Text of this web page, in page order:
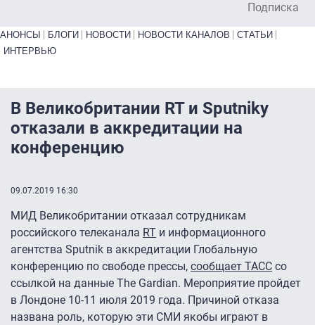
Подписка
Primary links bottom
АНОНСЫ БЛОГИ НОВОСТИ НОВОСТИ КАНАЛОВ
СТАТЬИ
ИНТЕРВЬЮ
В Великобритании RT и Sputnikу
отказали в аккредитации на
конференцию
09.07.2019 16:30
МИД Великобритании отказал сотрудникам
российского телеканала RT и информационного
агентства Sputnik в аккредитации Глобальную
конференцию по свободе прессы, сообщает ТАСС со
ссылкой на данные The Gardian. Мероприятие пройдет
в Лондоне 10-11 июля 2019 года. Причиной отказа
названа роль, которую эти СМИ якобы играют в